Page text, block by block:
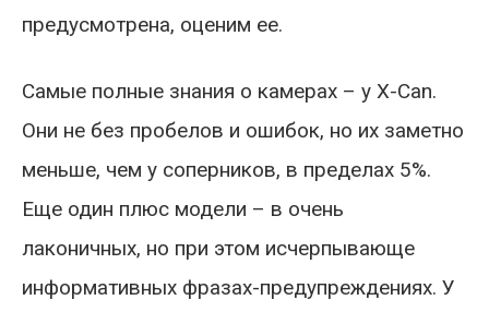
предусмотрена, оценим ее.
Самые полные знания о камерах – у X-Can.
Они не без пробелов и ошибок, но их заметно
меньше, чем у соперников, в пределах 5%.
Еще один плюс модели – в очень
лаконичных, но при этом исчерпывающе
информативных фразах-предупреждениях. У